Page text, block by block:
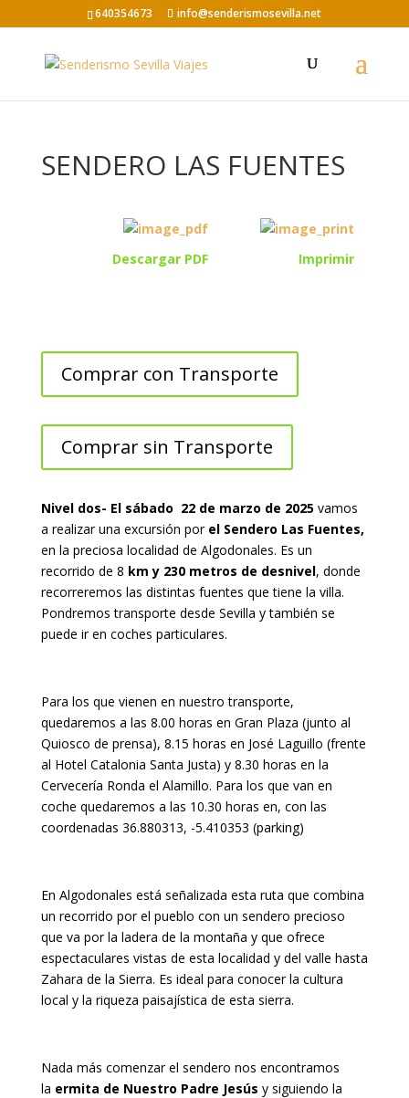
640354673 info@senderismosevilla.net
SENDERO LAS FUENTES
Descargar PDF Imprimir
Comprar con Transporte
Comprar sin Transporte
Nivel dos- El sábado 22 de marzo de 2025 vamos
a realizar una excursión porel Sendero Las Fuentes,
en la preciosa localidad de Algodonales. Es un
recorrido de 8 km y 230 metros de desnivel, donde
recorreremos las distintas fuentes que tiene la villa.
Pondremos transporte desde Sevilla y también se
puede ir en coches particulares.
Para los que vienen en nuestro transporte,
quedaremos a las 8.00 horas en Gran Plaza (junto al
Quiosco de prensa), 8.15 horas en José Laguillo (frente
al Hotel Catalonia Santa Justa) y 8.30 horas en la
Cervecería Ronda el Alamillo. Para los que van en
coche quedaremos a las 10.30 horas en, con las
coordenadas 36.880313, -5.410353 (parking)
En Algodonales está señalizada esta ruta que combina
un recorrido por el pueblo con un sendero precioso
que va por la ladera de la montaña y que ofrece
espectaculares vistas de esta localidad y del valle hasta
Zahara de la Sierra. Es ideal para conocer la cultura
local y la riqueza paisajística de esta sierra.
Nada más comenzar el sendero nos encontramos
la ermita de Nuestro Padre Jesús y siguiendo la